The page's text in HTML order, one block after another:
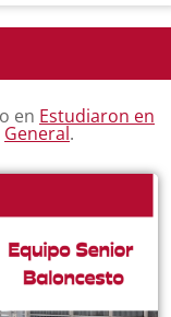
en Estudiaron en
General.